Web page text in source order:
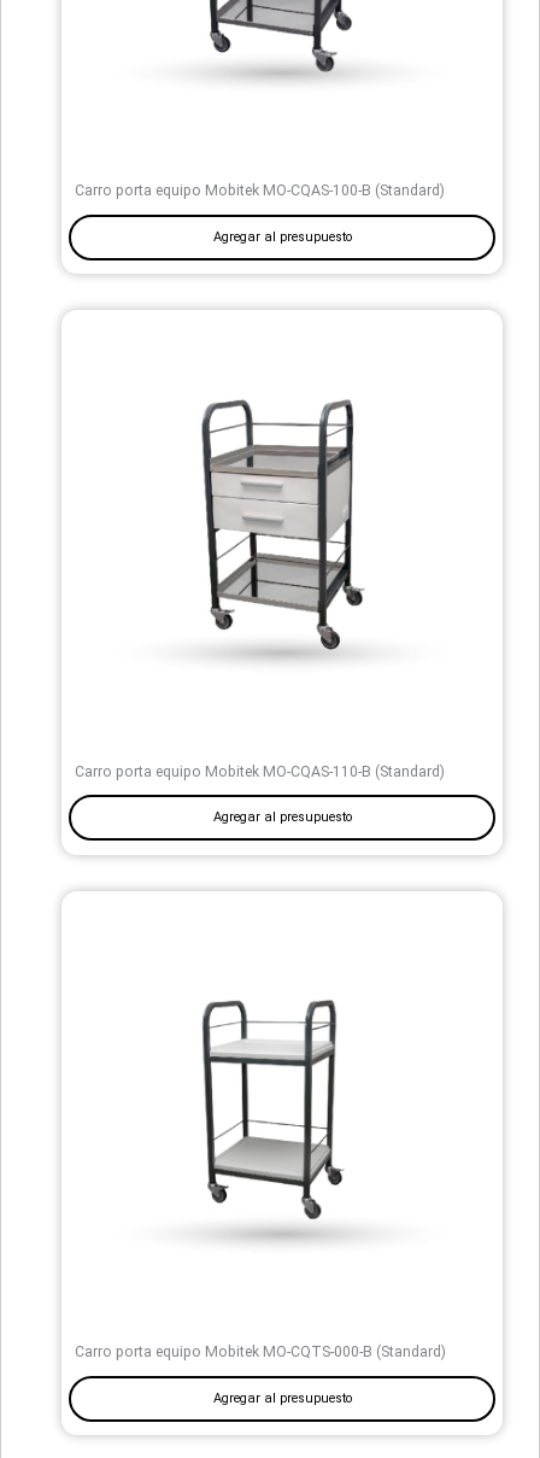
Carro porta equipo Mobitek MO-CQAS-100-B (Standard)
Agregar al presupuesto
Carro porta equipo Mobitek MO-CQAS-110-B (Standard)
Agregar al presupuesto
Carro porta equipo Mobitek MO-CQTS-000-B (Standard)
Agregar al presupuesto